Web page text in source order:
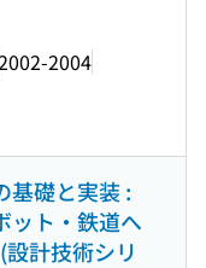
2004
基礎と実装 :
ット・鉄道へ
計技術シリ